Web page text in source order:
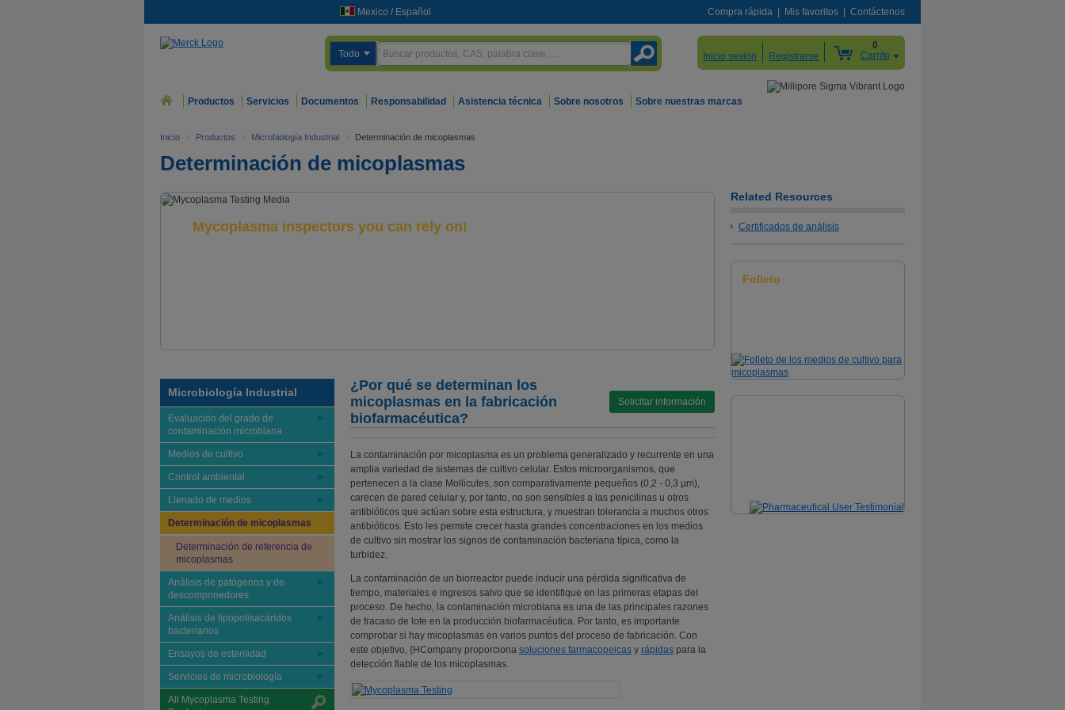
Mexico / Español Compra rápida Mis favoritos Contáctenos
Todo Inicio sesión Registrarse
0
Carrito
Productos Servicios Documentos Responsabilidad Asistencia técnica Sobre nosotros Sobre nuestras marcas
Inicio > Productos > Microbiología Industrial > Determinación de micoplasmas
Determinación de micoplasmas
Mycoplasma inspectors you can rely on!
Microbiología Industrial
Evaluación del grado de
contaminación microbiana
Medios de cultivo
Control ambiental
Llenado de medios
Determinación de micoplasmas
Determinación de referencia de
micoplasmas
Análisis de patógenos y de
descomponedores
Análisis de lipopolisacáridos
bacterianos
Ensayos de esterilidad
Servicios de microbiología
All Mycoplasma Testing
¿Por qué se determinan los
micoplasmas en la fabricación
biofarmacéutica?
Solicitar información
La contaminación por micoplasma es un problema generalizado y recurrente en una
amplia variedad de sistemas de cultivo celular. Estos microorganismos, que
pertenecen a la clase Mollicutes, son comparativamente pequeños (0,2 - 0,3 µm),
carecen de pared celular y, por tanto, no son sensibles a las penicilinas u otros
antibióticos que actúan sobre esta estructura, y muestran tolerancia a muchos otros
antibióticos. Esto les permite crecer hasta grandes concentraciones en los medios
de cultivo sin mostrar los signos de contaminación bacteriana típica, como la
turbidez.
La contaminación de un biorreactor puede inducir una pérdida significativa de
tiempo, materiales e ingresos salvo que se identifique en las primeras etapas del
proceso. De hecho, la contaminación microbiana es una de las principales razones
de fracaso de lote en la producción biofarmacéutica. Por tanto, es importante
comprobar si hay micoplasmas en varios puntos del proceso de fabricación. Con
este objetivo, {HCompany proporciona soluciones farmacopeicas y rápidas para la
detección fiable de los micoplasmas.
Related Resources
Certificados de análisis
Folleto